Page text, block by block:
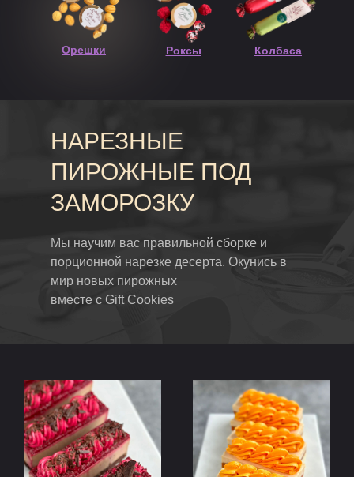
Орешки Роксы Колбаса
НАРЕЗНЫЕ
ПИРОЖНЫЕ ПОД
ЗАМОРОЗКУ
Мы научим вас правильной сборке и
порционной нарезке десерта. Окунись в
мир новых пирожных
вместе с Gift Cookies